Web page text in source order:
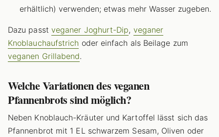
erhältlich) verwenden; etwas mehr Wasser zugeben.
Dazu passt veganer Joghurt-Dip, veganer
Knoblauchaufstrich oder einfach als Beilage zum
veganen Grillabend.
Welche Variationen des veganen
Pfannenbrots sind möglich?
Neben Knoblauch-Kräuter und Kartoffel lässt sich das
Pfannenbrot mit 1 EL schwarzem Sesam, Oliven oder